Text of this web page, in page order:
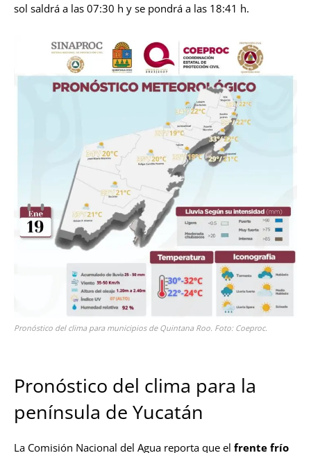
sol saldrá a las 07:30 h y se pondrá a las 18:41 h.
Pronóstico del clima para municipios de Quintana Roo. Foto: Coeproc.
Pronóstico del clima para la
península de Yucatán
La Comisión Nacional del Agua reporta que el frente frío